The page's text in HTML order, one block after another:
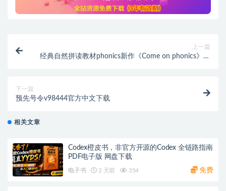
上一篇
经典自然拼读教材phonics新作《Come on phonics》全
下一篇
预先号令v98444官方中文下载
相关文章
Codex橙皮书，非官方开源的Codex 全链路指南
PDF电子版 网盘下载
电子书 2 天前 354 免费